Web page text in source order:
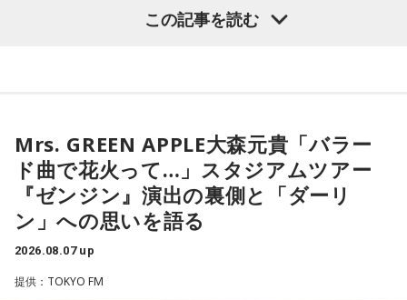
番組名：Dr.Recella presents 江原啓之 おと語り
てみては。
4．どうやって放水しているのか……我慢しすぎ度20％
上手な出し方を気にしたあなた。本音を出そうという意識は
しっかり持っているので、我慢しすぎは少なめです。ただ、
ことも。完璧を意識しすぎず、素直に伝えてみるのがコツで
す。
寅の日は、古くから金運や旅立ちに縁起が良いとされる吉日
■2026年8月8日はどんな日？
2026年8月8日（土）・先勝
・寅の日
・六曜「先勝」（午前中が吉とされる）
この記事を読む
Mrs. GREEN APPLE大森元貴「バラー
ド曲で花火って…」スタジアムツアー
『ゼンジン』演出の裏側と「ダーリ
ン」への思いを語る
2026.08.07 up
提供：TOKYO FM